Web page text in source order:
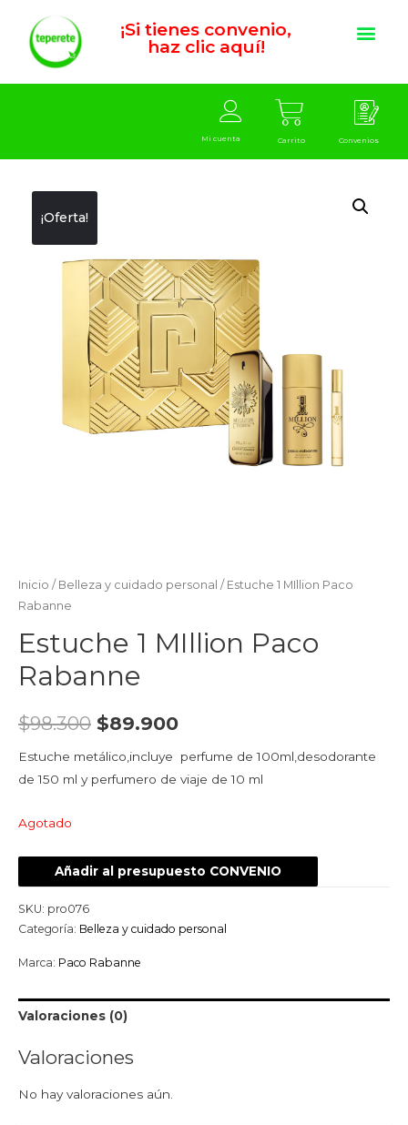
¡Si tienes convenio,
haz clic aquí!
Mi cuenta Carrito Convenios
¡Oferta!
Inicio / Belleza y cuidado personal / Estuche 1 MIllion Paco
Rabanne
Estuche 1 MIllion Paco
Rabanne
$98.300 $89.900
Estuche metálico,incluye perfume de 100ml,desodorante
de 150 ml y perfumero de viaje de 10 ml
Agotado
Añadir al presupuesto CONVENIO
SKU: pro076
Categoría: Belleza y cuidado personal
Marca: Paco Rabanne
Valoraciones (0)
Valoraciones
No hay valoraciones aún.